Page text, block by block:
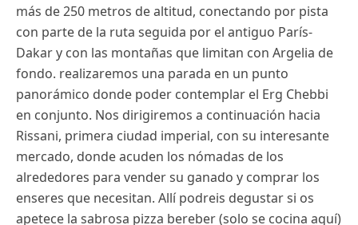
más de 250 metros de altitud, conectando por pista
con parte de la ruta seguida por el antiguo París-
Dakar y con las montañas que limitan con Argelia de
fondo. realizaremos una parada en un punto
panorámico donde poder contemplar el Erg Chebbi
en conjunto. Nos dirigiremos a continuación hacia
Rissani, primera ciudad imperial, con su interesante
mercado, donde acuden los nómadas de los
alrededores para vender su ganado y comprar los
enseres que necesitan. Allí podreis degustar si os
apetece la sabrosa pizza bereber (solo se cocina aquí)